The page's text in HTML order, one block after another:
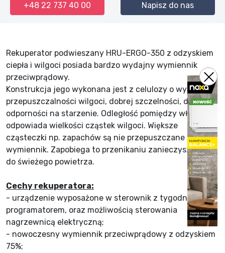
+48 22 737 40 00 Napisz do nas
Rekuperator podwieszany HRU-ERGO-350 z odzyskiem
ciepła i wilgoci posiada bardzo wydajny wymiennik
przeciwprądowy.
Konstrukcja jego wykonana jest z celulozy o wysokiej
przepuszczalności wilgoci, dobrej szczelności, dobrej
odporności na starzenie. Odległość pomiędzy włóknami
odpowiada wielkości cząstek wilgoci. Większe
cząsteczki np. zapachów są nie przepuszczane przez
wymiennik. Zapobiega to przenikaniu zanieczyszczeń
do świeżego powietrza.
Cechy rekuperatora:
- urządzenie wyposażone w sterownik z tygodniowym
programatorem, oraz możliwością sterowania
nagrzewnicą elektryczną;
- nowoczesny wymiennik przeciwprądowy z odzyskiem
75%;